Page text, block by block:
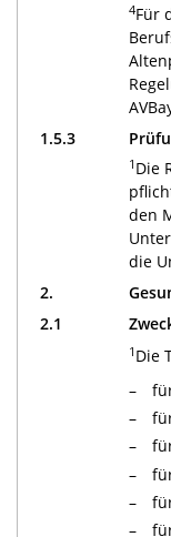
4Für
1.5.3
1 Die
den
die
2.
2.1
1 Die